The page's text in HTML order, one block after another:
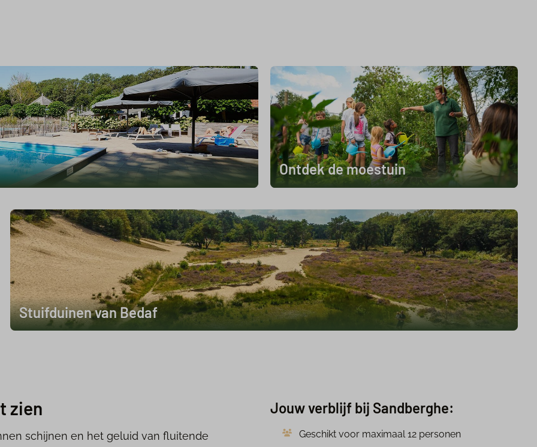
Ontdek de moestuin
Stuifduinen van Bedaf
zien
schijnen en het geluid van fluitende
Jouw verblijf bij Sandberghe:
Geschikt voor maximaal 12 personen